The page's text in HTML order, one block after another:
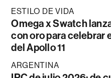
ESTILO DE VIDA
Omega x Swatch
con oro para celebrar
del Apollo 11
ARGENTINA